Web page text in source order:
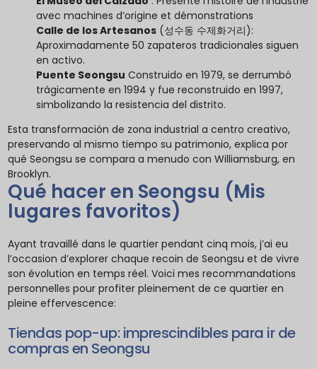
avec machines d’origine et démonstrations
Calle de los Artesanos (성수동 수제화거리):
Aproximadamente 50 zapateros tradicionales siguen
en activo.
Puente Seongsu Construido en 1979, se derrumbó
trágicamente en 1994 y fue reconstruido en 1997,
simbolizando la resistencia del distrito.
Esta transformación de zona industrial a centro creativo,
preservando al mismo tiempo su patrimonio, explica por
qué Seongsu se compara a menudo con Williamsburg, en
Brooklyn.
Qué hacer en Seongsu (Mis
lugares favoritos)
Ayant travaillé dans le quartier pendant cinq mois, j’ai eu
l’occasion d’explorer chaque recoin de Seongsu et de vivre
son évolution en temps réel. Voici mes recommandations
personnelles pour profiter pleinement de ce quartier en
pleine effervescence:
Tiendas pop-up: imprescindibles para ir de
compras en Seongsu